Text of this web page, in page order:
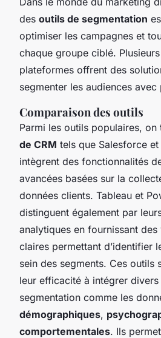
des outils de segmentation
optimiser les campagnes et
chaque groupe ciblé.
plateformes offrent des
segmenter les audiences avec
Comparaison des outils
Parmi les outils populaires, on
de CRM tels que Salesforce
intègrent des fonctionnalités
avancées basées sur la
données clients. Tableau et
distinguent également par
analytiques en fournissant des
claires permettant d’identifier
sein des segments. Ces outils
leur efficacité à intégrer
segmentation comme les
démographiques,
comportementales. Ils